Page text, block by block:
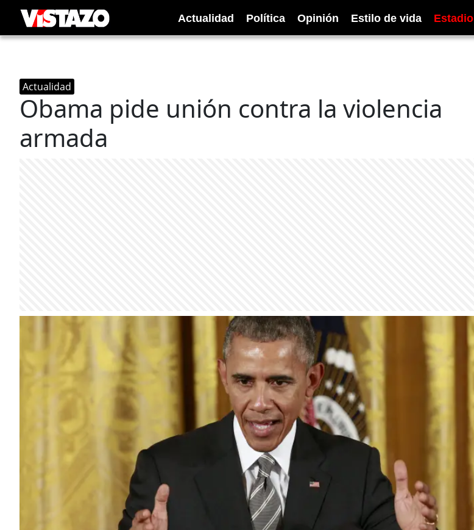
Actualidad Política Opinión Estilo de vida Estadio
Actualidad
Obama pide unión contra la violencia
armada